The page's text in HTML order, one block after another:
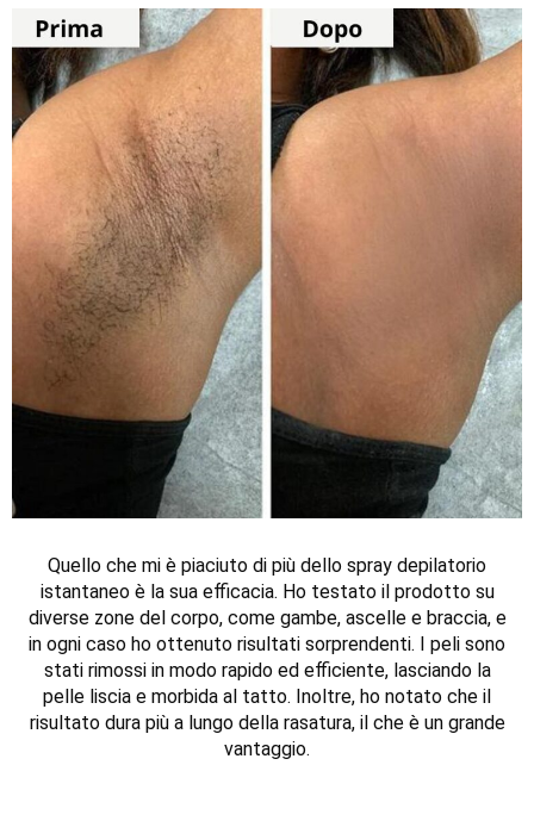
Quello che mi è piaciuto di più dello spray depilatorio
istantaneo è la sua efficacia. Ho testato il prodotto su
diverse zone del corpo, come gambe, ascelle e braccia, e
in ogni caso ho ottenuto risultati sorprendenti. I peli sono
stati rimossi in modo rapido ed efficiente, lasciando la
pelle liscia e morbida al tatto. Inoltre, ho notato che il
risultato dura più a lungo della rasatura, il che è un grande
vantaggio.